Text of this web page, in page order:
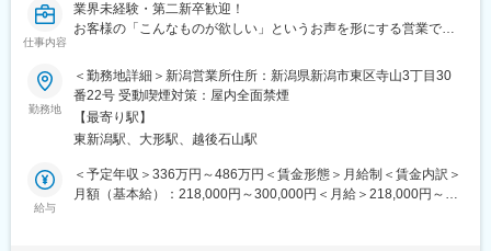
変更の範囲：会社の定める業務
る環境です。
営業専任ではなく、フロントも含めて少数精鋭の「町のクルマ屋
ら仕事を進めています。
■入社後の流れ：
入社後は、経験や資格に応じて業務レベルを調整しながらOJTで
最初は先輩の作業補助や簡単な点検・部品交換などからスタート
し、当社の作業基準・工具や設備の使い方、書類やシステムの運
仕事内容
業界未経験・第二新卒歓迎！
お客様の「こんなものが欲しい」というお声を形にする営業で
既製品を売るだけではない、ものづくり商社としての面白さ！
【具体的な仕事内容】（変更範囲：会社の定める範囲）
１．お客様の要望をヒアリング。
（先輩が同行、安心のＯＪＴ研修あり！）
２．開発エンジニアと仕様を検討。
３．見積をご提案。
４．納品まで進捗管理・サポート。
勤務地
＜勤務地詳細＞新潟営業所住所：新潟県新潟市東区寺山3丁目30
番22号 受動喫煙対策：屋内全面禁煙
【最寄り駅】
東新潟駅、大形駅、越後石山駅
給与
＜予定年収＞336万円～486万円＜賃金形態＞月給制＜賃金内訳＞
月額（基本給）：218,000円～300,000円＜月給＞218,000円～